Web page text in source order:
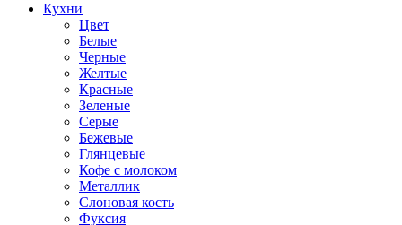
Кухни
Цвет
Белые
Черные
Желтые
Красные
Зеленые
Серые
Бежевые
Глянцевые
Кофе с молоком
Металлик
Слоновая кость
Фуксия